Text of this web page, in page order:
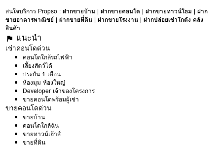
สนใจบริการ Propso :ฝากขายบ้าน |ฝากขายคอนโด |ฝากขายทาวน์โฮม |ฝาก
ขายอาคารพาณิชย์ |ฝากขายที่ดิน |ฝากขายโรงงาน |ฝากปล่อยเช่าโกดัง คลัง
สินค้า
แนะนำ
เช่าคอนโดด่วน
คอนโดใกล้รถไฟฟ้า
เลี้ยงสัตว์ได้
ประกัน 1 เดือน
ห้องมุม ห้องใหญ่
Developer เจ้าของโครงการ
ขายคอนโดพร้อมผู้เช่า
ขายคอนโดด่วน
ขายบ้าน
คอนโดใกล้ฉัน
ขายทาวน์เฮ้าส์
ขายที่ดิน